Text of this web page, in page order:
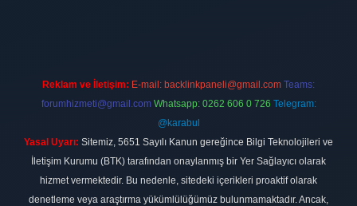
Reklam ve İletişim: E-mail: backlinkpaneli@gmail.com Teams:
forumhizmeti@gmail.com Whatsapp: 0262 606 0 726 Telegram:
@karabul
Yasal Uyarı: Sitemiz, 5651 Sayılı Kanun gereğince Bilgi Teknolojileri ve
İletişim Kurumu (BTK) tarafından onaylanmış bir Yer Sağlayıcı olarak
hizmet vermektedir. Bu nedenle, sitedeki içerikleri proaktif olarak
denetleme veya araştırma yükümlülüğümüz bulunmamaktadır. Ancak,